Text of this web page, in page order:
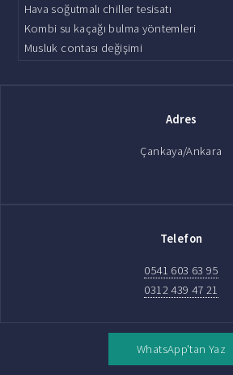
Hava soğutmalı chiller tesisatı
Kombi su kaçağı bulma yöntemleri
Musluk contası değişimi
Adres
Çankaya/Ankara
Telefon
0541 603 63 95
0312 439 47 21
WhatsApp'tan Yaz